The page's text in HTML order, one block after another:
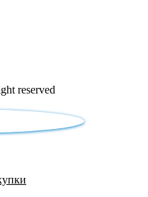
reserved